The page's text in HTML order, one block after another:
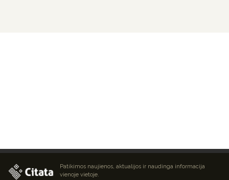
Patikimos naujienos, aktualijos ir naudinga informacija
vienoje vietoje.